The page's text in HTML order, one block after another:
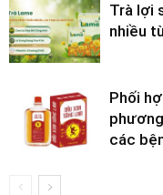
Trà lợi
nhiều
Phối
các